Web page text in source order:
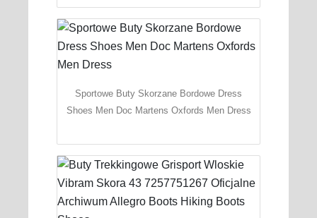
Sportowe Buty Skorzane Bordowe Dress
Shoes Men Doc Martens Oxfords Men Dress